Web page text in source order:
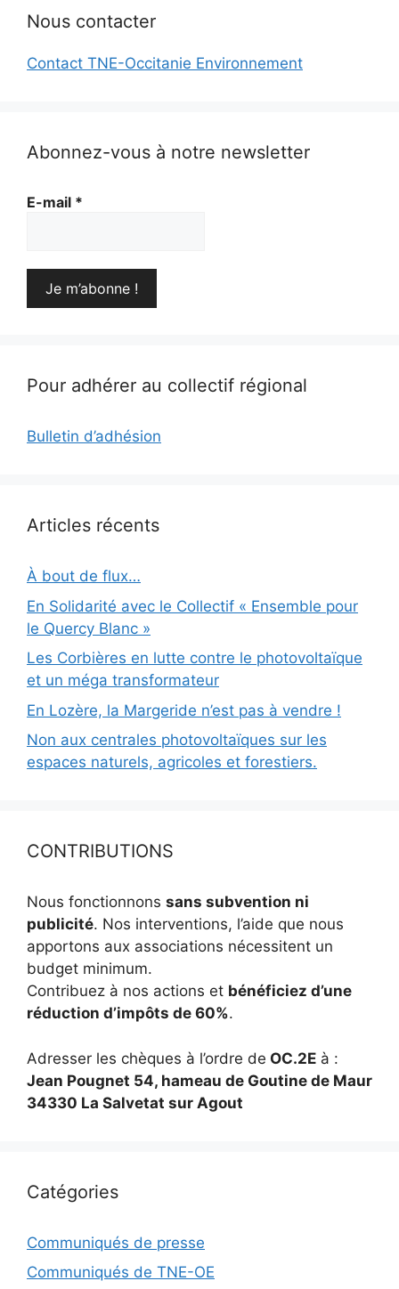
Nous contacter
Contact TNE-Occitanie Environnement
Abonnez-vous à notre newsletter
E-mail *
Pour adhérer au collectif régional
Bulletin d’adhésion
Articles récents
À bout de flux…
En Solidarité avec le Collectif « Ensemble pour
le Quercy Blanc »
Les Corbières en lutte contre le photovoltaïque
et un méga transformateur
En Lozère, la Margeride n’est pas à vendre !
Non aux centrales photovoltaïques sur les
espaces naturels, agricoles et forestiers.
CONTRIBUTIONS
Nous fonctionnons sans subvention ni
publicité. Nos interventions, l’aide que nous
apportons aux associations nécessitent un
budget minimum.
Contribuez à nos actions et bénéficiez d’une
réduction d’impôts de 60%.
Adresser les chèques à l’ordre de OC.2E à :
Jean Pougnet 54, hameau de Goutine de Maur
34330 La Salvetat sur Agout
Catégories
Communiqués de presse
Communiqués de TNE-OE